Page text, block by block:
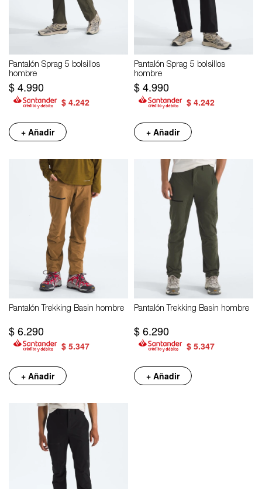
Pantalón Sprag 5 bolsillos
hombre
$4.990
$ 4.242
+ Añadir
Pantalón Sprag 5 bolsillos
hombre
$4.990
$ 4.242
+ Añadir
Pantalón Trekking Basin hombre
$6.290
$ 5.347
+ Añadir
Pantalón Trekking Basin hombre
$6.290
$ 5.347
+ Añadir